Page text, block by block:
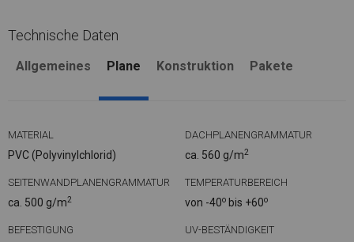
Technische Daten
Allgemeines Plane Konstruktion Pakete
MATERIAL
PVC (Polyvinylchlorid)
DACHPLANENGRAMMATUR
ca. 560 g/m2
SEITENWANDPLANENGRAMMATUR
ca. 500 g/m2
TEMPERATURBEREICH
von -40o bis +60o
BEFESTIGUNG UV-BESTÄNDIGKEIT